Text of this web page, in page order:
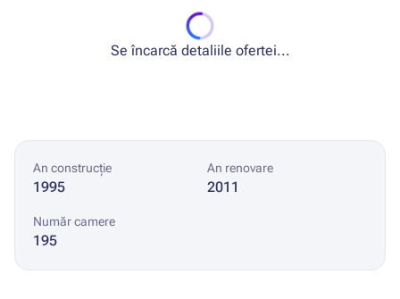
Se încarcă detaliile ofertei...
An construcție
1995
An renovare
2011
Număr camere
195